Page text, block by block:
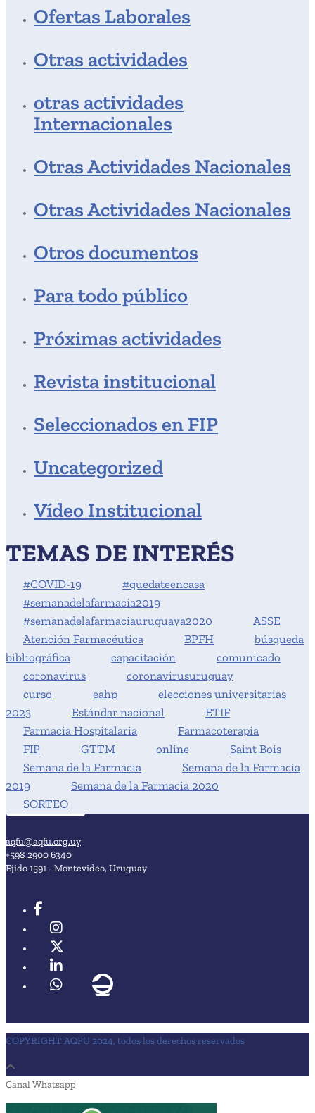
Ofertas Laborales
Otras actividades
otras actividades
Internacionales
Otras Actividades Nacionales
Otras Actividades Nacionales
Otros documentos
Para todo público
Próximas actividades
Revista institucional
Seleccionados en FIP
Uncategorized
Vídeo Institucional
TEMAS DE INTERÉS
#COVID-19
#quedateencasa
#semanadelafarmacia2019
#semanadelafarmaciauruguaya2020
ASSE
Atención Farmacéutica
BPFH
búsqueda
bibliográfica
capacitación
comunicado
coronavirus
coronavirusuruguay
curso
eahp
elecciones universitarias
2023
Estándar nacional
ETIF
Farmacia Hospitalaria
Farmacoterapia
FIP
GTTM online
Saint Bois
Semana de la Farmacia
Semana de la Farmacia
2019
Semana de la Farmacia 2020
SORTEO
aqfu@aqfu.org.uy
+598 2900 6340
Ejido 1591 - Montevideo, Uruguay
COPYRIGHT AQFU 2024, todos los derechos reservados
Canal Whatsapp